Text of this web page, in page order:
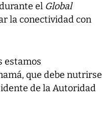
el Global
la conectividad con
estamos
que debe nutrirse
de la Autoridad